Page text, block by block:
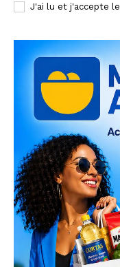
J'ai lu et j'accepte le